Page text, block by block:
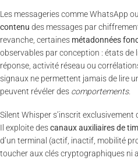
Les messageries comme WhatsApp
contenu des messages par
revanche, certaines métadonnées
observables par conception : états de
réponse, activité réseau ou
signaux ne permettent jamais de lire
peuvent révéler des comportements.
Silent Whisper s’inscrit exclusivement
Il exploite descanaux auxiliaires de
d’un terminal (actif, inactif, mobilité
toucher aux clés cryptographiques ni